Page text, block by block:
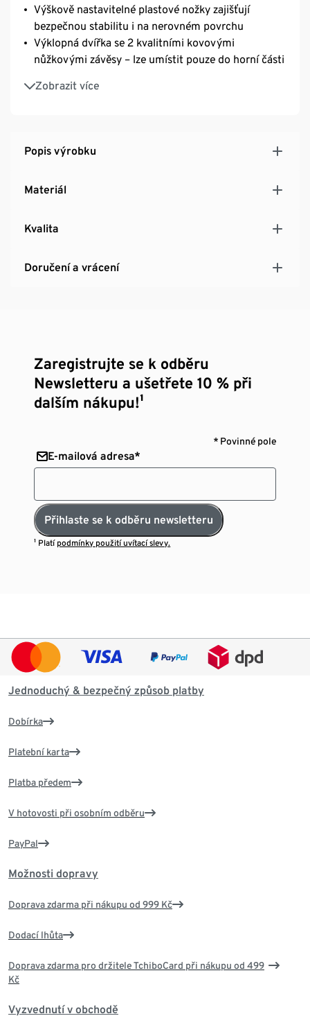
Výškově nastavitelné plastové nožky zajišťují
bezpečnou stabilitu i na nerovném povrchu
Výklopná dvířka se 2 kvalitními kovovými
nůžkovými závěsy – lze umístit pouze do horní části
Zobrazit více
Otevřenou vyklápěcí přihrádku lze používat i jako
Popis výrobku
Materiál
Kvalita
Doručení a vrácení
Zaregistrujte se k odběru
Newsletteru a ušetřete 10 % při
dalším nákupu!¹
* Povinné pole
E-mailová adresa*
Přihlaste se k odběru newsletteru
¹ Platí podmínky použití uvítací slevy.
Jednoduchý & bezpečný způsob platby
Dobírka
Platební karta
Platba předem
V hotovosti při osobním odběru
PayPal
Možnosti dopravy
Doprava zdarma při nákupu od 999 Kč
Dodací lhůta
Doprava zdarma pro držitele TchiboCard při nákupu od 499
Kč
Vyzvednutí v obchodě